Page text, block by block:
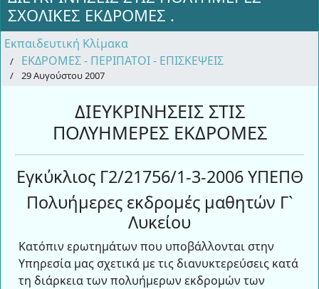
ΣΧΟΛΙΚΕΣ ΕΚΔΡΟΜΕΣ .
Εκπαιδευτική Κλίμακα
ΕΚΔΡΟΜΕΣ - ΠΕΡΙΠΑΤΟΙ - ΕΠΙΣΚΕΨΕΙΣ
29 Αυγούστου 2007
ΔΙΕΥΚΡΙΝΗΣΕΙΣ ΣΤΙΣ
ΠΟΛΥΗΜΕΡΕΣ ΕΚΔΡΟΜΕΣ
Εγκύκλιος Γ2/21756/1-3-2006 ΥΠΕΠΘ
Πολυήμερες εκδρομές μαθητών Γ`
Λυκείου
Κατόπιν ερωτημάτων που υποβάλλονται στην
Υπηρεσία μας σχετικά με τις διανυκτερεύσεις κατά
τη διάρκεια των πολυήμερων εκδρομών των